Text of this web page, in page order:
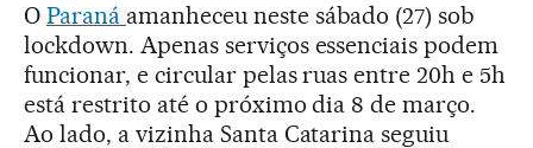
O Paraná amanheceu neste sábado (27) sob
lockdown. Apenas serviços essenciais podem
funcionar, e circular pelas ruas entre 20h e 5h
está restrito até o próximo dia 8 de março.
Ao lado, a vizinha Santa Catarina seguiu